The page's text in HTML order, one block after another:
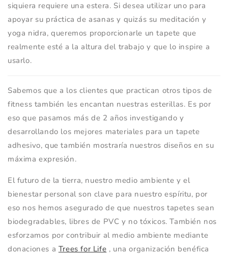
siquiera requiere una estera. Si desea utilizar uno para
apoyar su práctica de asanas y quizás su meditación y
yoga nidra, queremos proporcionarle un tapete que
realmente esté a la altura del trabajo y que lo inspire a
usarlo.
Sabemos que a los clientes que practican otros tipos de
fitness también les encantan nuestras esterillas. Es por
eso que pasamos más de 2 años investigando y
desarrollando los mejores materiales para un tapete
adhesivo, que también mostraría nuestros diseños en su
máxima expresión.
El futuro de la tierra, nuestro medio ambiente y el
bienestar personal son clave para nuestro espíritu, por
eso nos hemos asegurado de que nuestros tapetes sean
biodegradables, libres de PVC y no tóxicos. También nos
esforzamos por contribuir al medio ambiente mediante
donaciones a Trees for Life , una organización benéfica